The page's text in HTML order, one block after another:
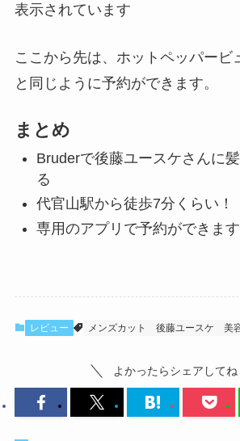
表示されています
ここから先は、ホットペッパービ
と同じように予約ができます。
まとめ
Bruderで後藤ユースケさんに
る
代官山駅から徒歩7分くらい！
専用のアプリで予約ができます
レビュー メンズカット 後藤ユースケ 美
よかったらシェアしてね